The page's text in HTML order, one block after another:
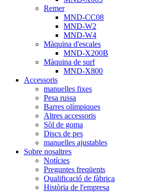
Remer
MND-CC08
MND-W2
MND-W4
Màquina d'escales
MND-X200B
Màquina de surf
MND-X800
Accessoris
manuelles fixes
Pesa russa
Barres olímpiques
Altres accessoris
Sòl de goma
Discs de pes
manuelles ajustables
Sobre nosaltres
Notícies
Preguntes freqüents
Qualificació de fàbrica
Història de l'empresa